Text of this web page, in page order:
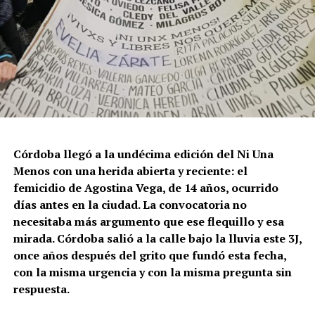
Córdoba llegó a la undécima edición del Ni Una
Menos con una herida abierta y reciente: el
femicidio de Agostina Vega, de 14 años, ocurrido
días antes en la ciudad. La convocatoria no
necesitaba más argumento que ese flequillo y esa
mirada. Córdoba salió a la calle bajo la lluvia este 3J,
once años después del grito que fundó esta fecha,
con la misma urgencia y con la misma pregunta sin
respuesta.